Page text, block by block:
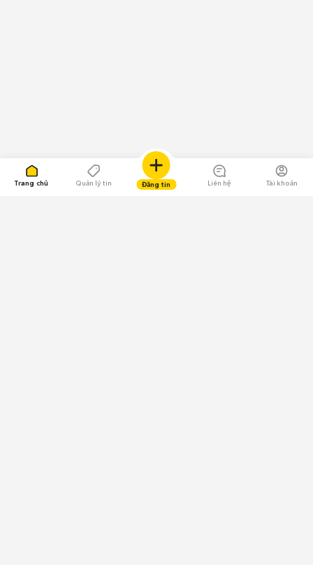
Trang chủ Quản lý tin Đăng tin Liên hệ Tài khoản